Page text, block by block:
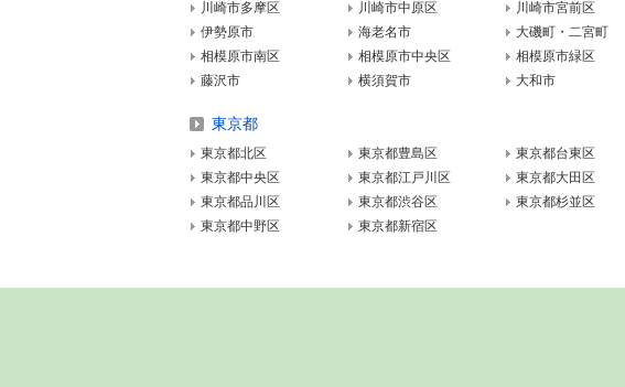
川崎市多摩区
川崎市中原区 川崎市宮前区
伊勢原市
海老名市 大磯町・二宮町
相模原市南区
相模原市中央区 相模原市緑区
藤沢市
横須賀市 大和市
東京都
東京都北区 東京都豊島区 東京都台東区
東京都中央区
東京都江戸川区 東京都大田区
東京都品川区
東京都渋谷区 東京都杉並区
東京都中野区
東京都新宿区